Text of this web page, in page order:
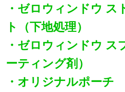
・ゼロウィンドウ ス
ト（下地処理）
・ゼロウィンドウ ス
ーティング剤）
・オリジナルポーチ